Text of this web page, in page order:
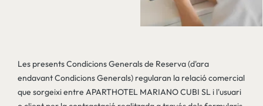
Les presents Condicions Generals de Reserva (d'ara
endavant Condicions Generals) regularan la relació comercial
que sorgeixi entre APARTHOTEL MARIANO CUBI SL i l'usuari